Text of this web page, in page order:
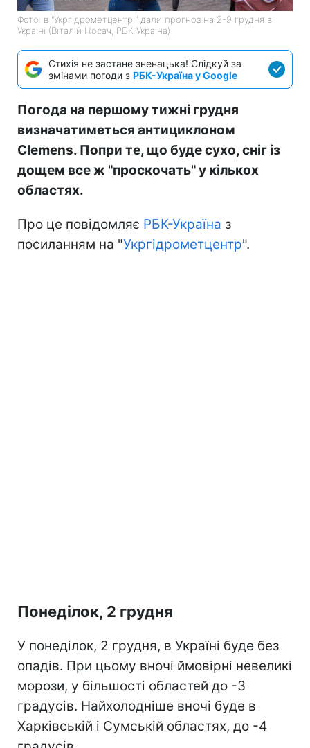
Фото: в "Укргідрометцентрі" дали прогноз на 2-9 грудня в
Україні (Віталій Носач, РБК-Україна)
Стихія не застане зненацька! Слідкуй за
змінами погоди з РБК-Україна у Google
Погода на першому тижні грудня
визначатиметься антициклоном
Clemens. Попри те, що буде сухо, сніг із
дощем все ж "проскочать" у кількох
областях.
Про це повідомляє РБК-Україна з
посиланням на "Укргідрометцентр".
Понеділок, 2 грудня
У понеділок, 2 грудня, в Україні буде без
опадів. При цьому вночі ймовірні невеликі
морози, у більшості областей до -3
градусів. Найхолодніше вночі буде в
Харківській і Сумській областях, до -4